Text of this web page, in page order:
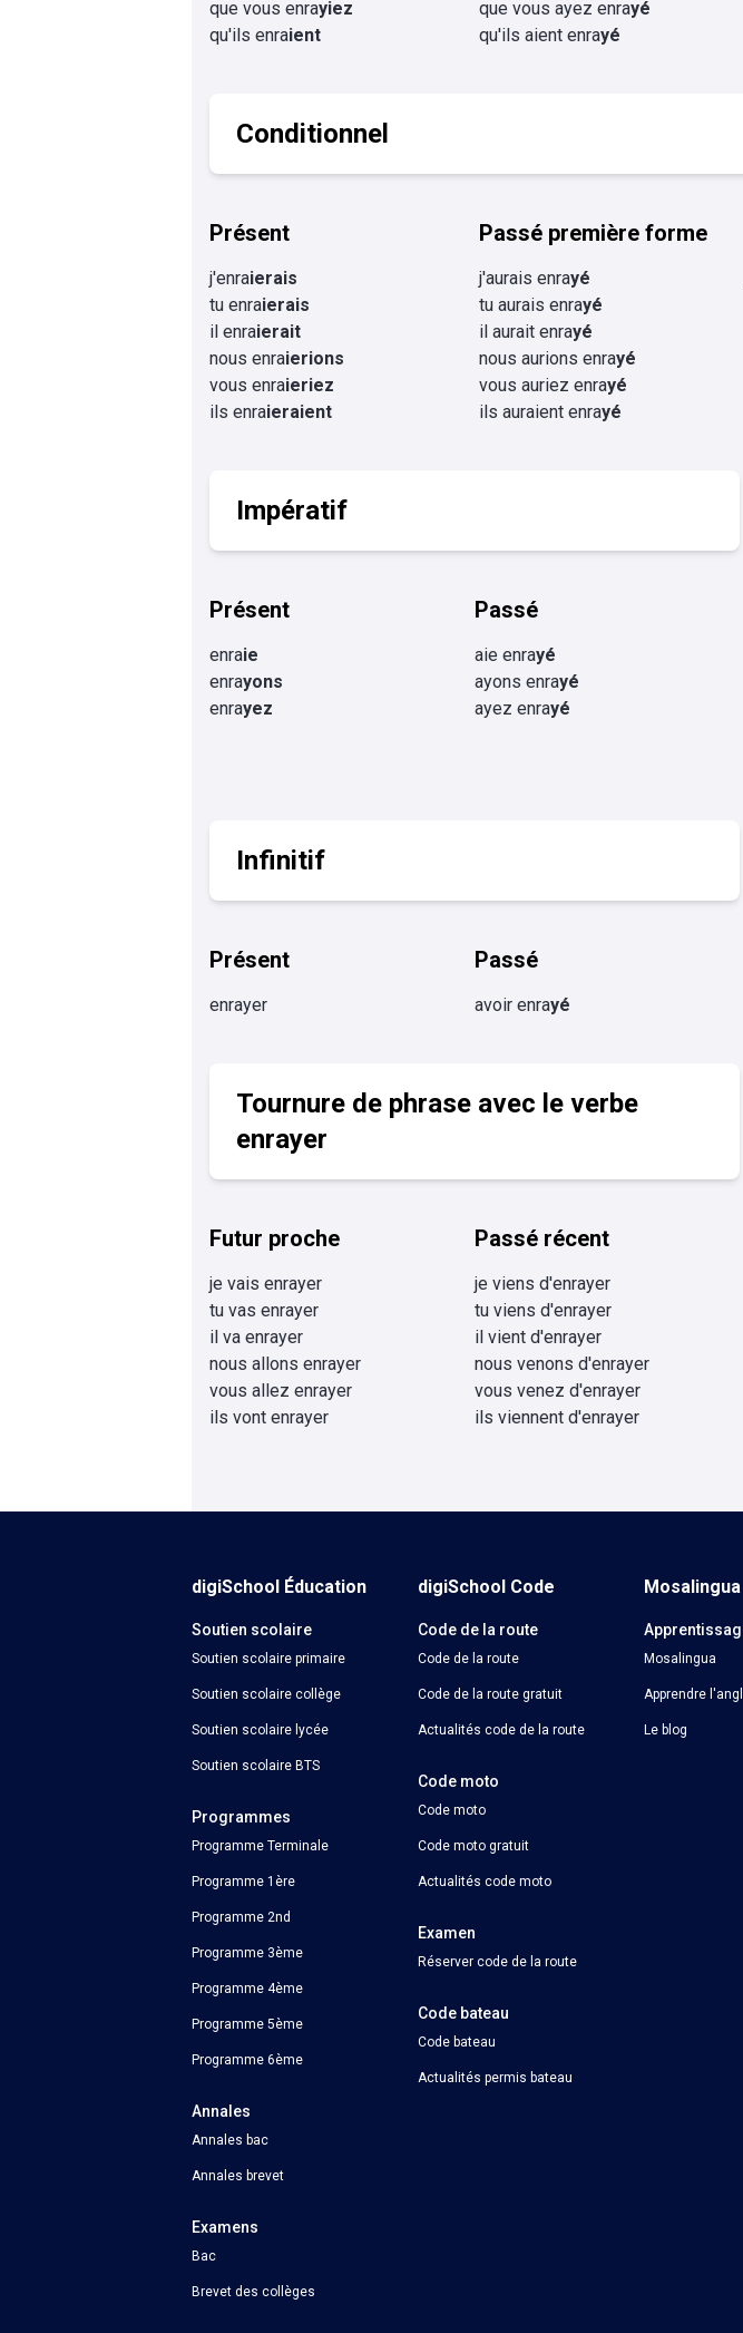
que vous enrayiez
qu'ils enraient
que vous ayez enrayé
qu'ils aient enrayé
Conditionnel
Présent
j'enraierais
tu enraierais
il enraierait
nous enraierions
vous enraieriez
ils enraieraient
Passé première forme
j'aurais enrayé
tu aurais enrayé
il aurait enrayé
nous aurions enrayé
vous auriez enrayé
ils auraient enrayé
Impératif
Présent
enraie
enrayons
enrayez
Passé
aie enrayé
ayons enrayé
ayez enrayé
Infinitif
Présent
enrayer
Passé
avoir enrayé
Tournure de phrase avec le verbe
enrayer
Futur proche
je vais enrayer
tu vas enrayer
il va enrayer
nous allons enrayer
vous allez enrayer
ils vont enrayer
Passé récent
je viens d'enrayer
tu viens d'enrayer
il vient d'enrayer
nous venons d'enrayer
vous venez d'enrayer
ils viennent d'enrayer
digiSchool Éducation
Soutien scolaire
Soutien scolaire primaire
Soutien scolaire collège
Soutien scolaire lycée
Soutien scolaire BTS
Programmes
Programme Terminale
Programme 1ère
Programme 2nd
Programme 3ème
Programme 4ème
Programme 5ème
Programme 6ème
Annales
Annales bac
Annales brevet
Examens
Bac
Brevet des collèges
digiSchool Code
Code de la route
Code de la route
Code de la route gratuit
Actualités code de la route
Code moto
Code moto
Code moto gratuit
Actualités code moto
Examen
Réserver code de la route
Code bateau
Code bateau
Actualités permis bateau
Mosalingua
Mosalingua
Apprendre
Le blog